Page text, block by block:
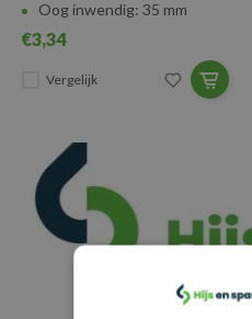
Oog inwendig: 35 mm
€3,34
Vergelijk